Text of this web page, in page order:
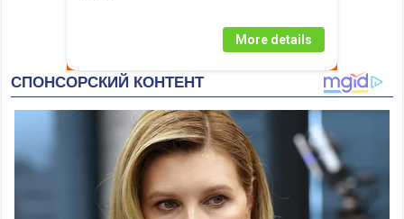
More details